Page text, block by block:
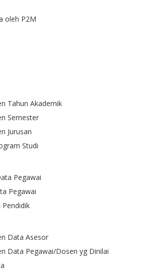
oleh P2M
Tahun Akademik
Semester
Jurusan
Studi
Pegawai
Pegawai
Data Asesor
Data Pegawai/Dosen yg Dinilai